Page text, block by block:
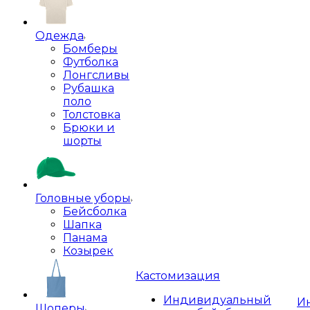
Одежда
Бомберы
Футболка
Лонгсливы
Рубашка
поло
Толстовка
Брюки и
шорты
Головные уборы
Бейсболка
Шапка
Панама
Козырек
Кастомизация
Индивидуальный